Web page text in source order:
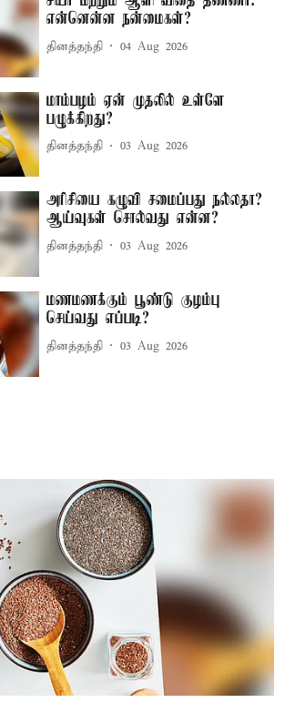
என்னென்ன நன்மைகள்?
தினத்தந்தி 04 Aug 2026
மாம்பழம் ஏன் முதலில் உள்ளே
பழுக்கிறது?
தினத்தந்தி 03 Aug 2026
அரிசியை கழுவி சமைப்பது நல்லதா?
ஆய்வுகள் சொல்வது என்ன?
தினத்தந்தி 03 Aug 2026
மணமணக்கும் பூண்டு குழம்பு
செய்வது எப்படி?
தினத்தந்தி 03 Aug 2026